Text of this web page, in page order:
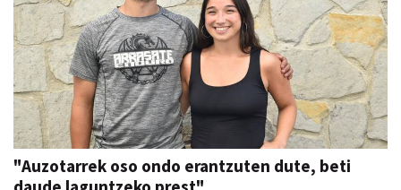
"Auzotarrek oso ondo erantzuten dute, beti
daude laguntzeko prest"
SORABILLAKO JAIAK 2026